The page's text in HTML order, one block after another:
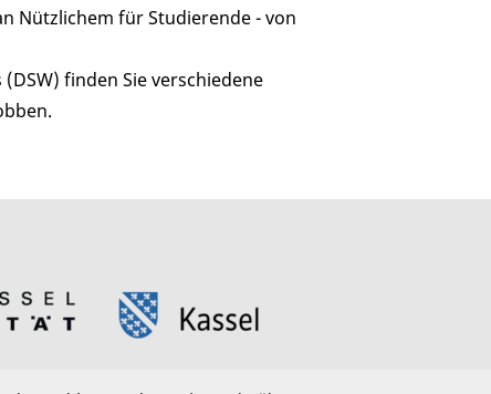
Nützlichem für Studierende - von
finden Sie verschiedene